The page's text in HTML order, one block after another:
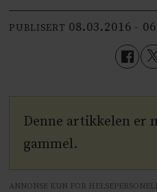
PUBLISERT 08.03.2016 -
Denne artikkelen er
gammel.
ANNONSE KUN FOR